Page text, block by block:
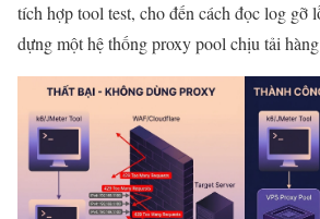
tích hợp tool test, cho đến cách đọc log gỡ
dựng một hệ thống proxy pool chịu tải